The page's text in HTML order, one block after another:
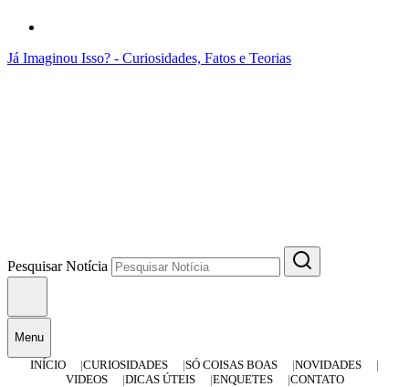
Já Imaginou Isso? - Curiosidades, Fatos e Teorias
Pesquisar Notícia
Menu
INÍCIO
CURIOSIDADES SÓ COISAS BOAS
NOVIDADES
VIDEOS
DICAS ÚTEIS ENQUETES CONTATO